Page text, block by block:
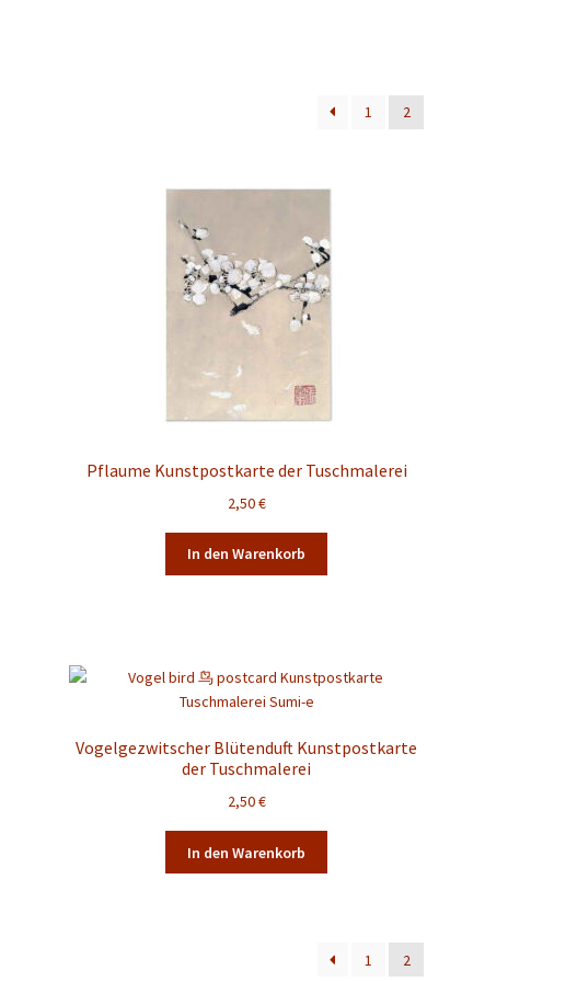
1 2
Pflaume Kunstpostkarte der Tuschmalerei
2,50€
In den Warenkorb
Vogelgezwitscher Blütenduft Kunstpostkarte
der Tuschmalerei
2,50€
In den Warenkorb
1 2